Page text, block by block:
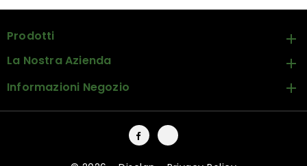
Prodotti 
La Nostra Azienda 
Informazioni Negozio 
Facebook